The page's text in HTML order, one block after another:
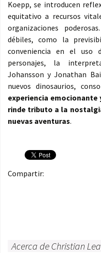
Koepp, se introducen
equitativo a recursos
organizaciones
débiles, como la
conveniencia en el uso
personajes, la
Johansson y Jonathan
nuevos dinosaurios,
experiencia
rinde tributo a la
nuevas aventuras.
Compartir:
Acerca de Christian